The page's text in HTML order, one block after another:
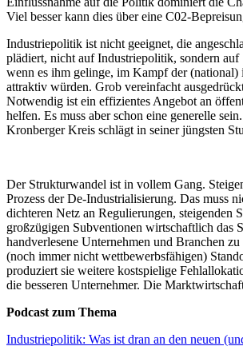
Viel besser kann dies über eine C02-
Industriepolitik ist nicht geeignet, die
plädiert, nicht auf Industriepolitik, sondern auf
wenn es ihm gelinge, im Kampf der
attraktiv würden. Grob vereinfacht
Notwendig ist ein effizientes Angebot an
helfen. Es muss aber schon eine generelle
Kronberger Kreis schlägt in seiner jüngsten
Der Strukturwandel ist in vollem Gang.
Prozess der De-Industrialisierung. Das muss
dichteren Netz an Regulierungen, steigenden
großzügigen Subventionen wirtschaftlich das
handverlesene Unternehmen und Branchen
(noch immer nicht wettbewerbsfähigen)
produziert sie weitere kostspielige
die besseren Unternehmer. Die
Podcast zum Thema
Industriepolitik: Was ist dran an den neuen